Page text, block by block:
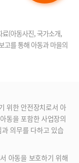
(아동사진, 국가소개,
고를 통해 아동과 마을의
위한 안전장치로서 아
동을 포함한 사업장의
의무를 다하고 있습
아동을 보호하기 위해